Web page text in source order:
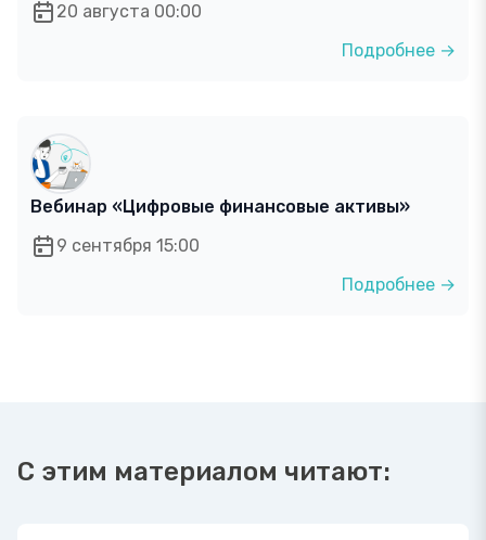
20 августа 00:00
Подробнее →
Вебинар «Цифровые финансовые активы»
9 сентября 15:00
Подробнее →
С этим материалом читают: